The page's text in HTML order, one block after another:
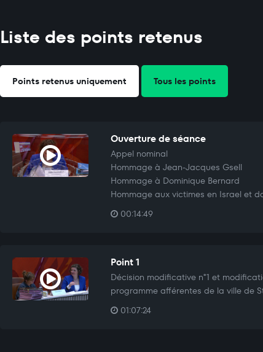
Liste des points retenus
Points retenus uniquement Tous les points
Ouverture de séance
Appel nominal
Hommage à Jean-Jacques Gsell
Hommage à Dominique Bernard
Hommage aux victimes en Israel et
00:14:49
Point 1
Décision modificative n°1 et
programme afférentes de la ville de
01:07:24